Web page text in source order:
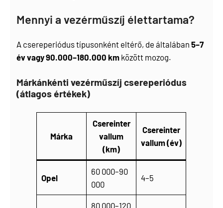
Mennyi a vezérműszíj élettartama?
A csereperiódus típusonként eltérő, de általában5–7
év vagy 90.000–180.000 km között mozog.
Márkánkénti vezérműszíj csereperiódus
(átlagos értékek)
Márka
Csereinter
vallum
(km)
Csereinter
vallum (év)
Opel
60 000–90
000
4–5
80 000–120